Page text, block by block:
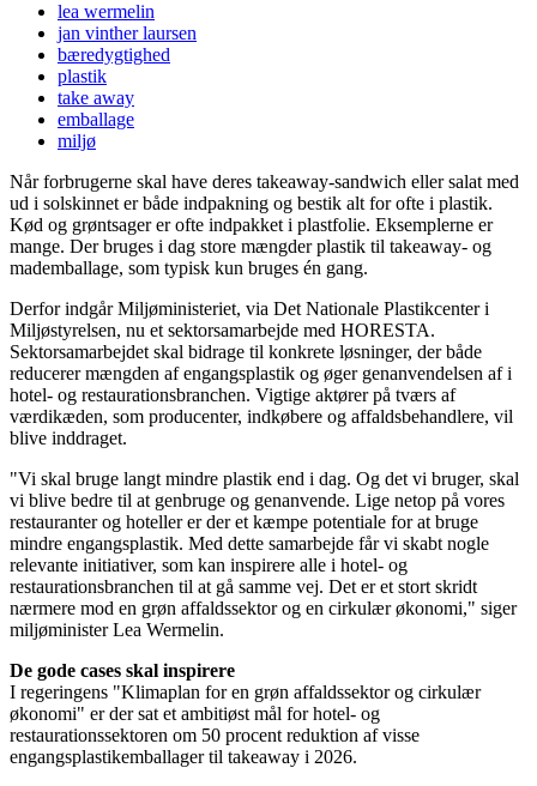
lea wermelin
jan vinther laursen
bæredygtighed
plastik
take away
emballage
miljø
Når forbrugerne skal have deres takeaway-sandwich eller salat med
ud i solskinnet er både indpakning og bestik alt for ofte i plastik.
Kød og grøntsager er ofte indpakket i plastfolie. Eksemplerne er
mange. Der bruges i dag store mængder plastik til takeaway- og
mademballage, som typisk kun bruges én gang.
Derfor indgår Miljøministeriet, via Det Nationale Plastikcenter i
Miljøstyrelsen, nu et sektorsamarbejde med HORESTA.
Sektorsamarbejdet skal bidrage til konkrete løsninger, der både
reducerer mængden af engangsplastik og øger genanvendelsen af i
hotel- og restaurationsbranchen. Vigtige aktører på tværs af
værdikæden, som producenter, indkøbere og affaldsbehandlere, vil
blive inddraget.
"Vi skal bruge langt mindre plastik end i dag. Og det vi bruger, skal
vi blive bedre til at genbruge og genanvende. Lige netop på vores
restauranter og hoteller er der et kæmpe potentiale for at bruge
mindre engangsplastik. Med dette samarbejde får vi skabt nogle
relevante initiativer, som kan inspirere alle i hotel- og
restaurationsbranchen til at gå samme vej. Det er et stort skridt
nærmere mod en grøn affaldssektor og en cirkulær økonomi," siger
miljøminister Lea Wermelin.
De gode cases skal inspirere
I regeringens "Klimaplan for en grøn affaldssektor og cirkulær
økonomi" er der sat et ambitiøst mål for hotel- og
restaurationssektoren om 50 procent reduktion af visse
engangsplastikemballager til takeaway i 2026.